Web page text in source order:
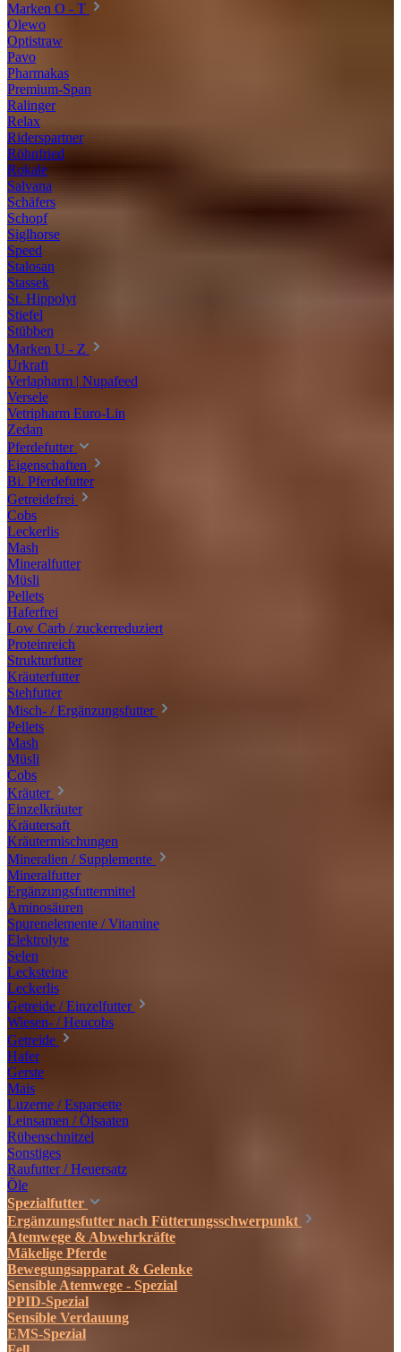
Marken O - T
Olewo
Optistraw
Pavo
Pharmakas
Premium-Span
Ralinger
Relax
Riderspartner
Röhnfried
Rokale
Salvana
Schäfers
Schopf
Siglhorse
Speed
Stalosan
Stassek
St. Hippolyt
Stiefel
Stübben
Marken U - Z
Urkraft
Verlapharm | Nupafeed
Versele
Vetripharm Euro-Lin
Zedan
Pferdefutter
Eigenschaften
Bi. Pferdefutter
Getreidefrei
Cobs
Leckerlis
Mash
Mineralfutter
Müsli
Pellets
Haferfrei
Low Carb / zuckerreduziert
Proteinreich
Strukturfutter
Kräuterfutter
Stehfutter
Misch- / Ergänzungsfutter
Pellets
Mash
Müsli
Cobs
Kräuter
Einzelkräuter
Kräutersaft
Kräutermischungen
Mineralien / Supplemente
Mineralfutter
Ergänzungsfuttermittel
Aminosäuren
Spurenelemente / Vitamine
Elektrolyte
Selen
Lecksteine
Leckerlis
Getreide / Einzelfutter
Wiesen- / Heucobs
Getreide
Hafer
Gerste
Mais
Luzerne / Esparsette
Leinsamen / Ölsaaten
Rübenschnitzel
Sonstiges
Raufutter / Heuersatz
Öle
Spezialfutter
Ergänzungsfutter nach Fütterungsschwerpunkt
Atemwege & Abwehrkräfte
Mäkelige Pferde
Bewegungsapparat & Gelenke
Sensible Atemwege - Spezial
PPID-Spezial
Sensible Verdauung
EMS-Spezial